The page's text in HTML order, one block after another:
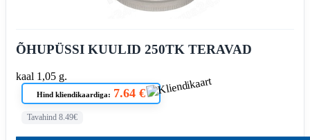
ÕHUPÜSSI KUULID 250TK TERAVAD
kaal 1,05 g.
Hind kliendikaardiga: 7.64 €
Tavahind 8.49€